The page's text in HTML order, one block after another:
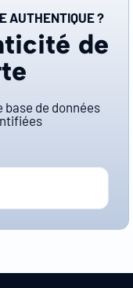
AUTHENTIQUE ?
de
de données